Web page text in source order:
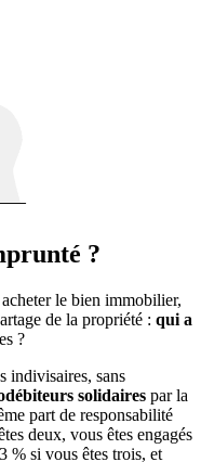
?
le bien immobilier,
de la propriété : qui a
?
indivisaires, sans
solidaires par la
part de responsabilité
deux, vous êtes engagés
% si vous êtes trois, et